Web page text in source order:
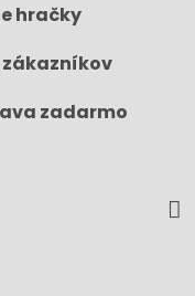
hračky
zákazníkov
zadarmo